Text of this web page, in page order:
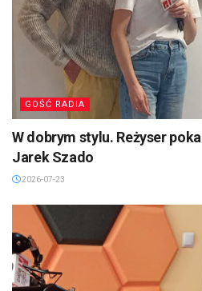
GOŚĆ RADIA
W dobrym stylu. Reżyser
Jarek Szado
2026-07-23